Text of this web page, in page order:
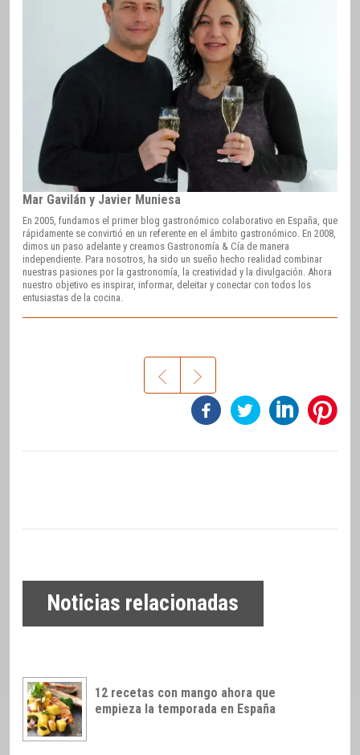
Mar Gavilán y Javier Muniesa
En 2005, fundamos el primer blog gastronómico colaborativo en España, que
rápidamente se convirtió en un referente en el ámbito gastronómico. En 2008,
dimos un paso adelante y creamos Gastronomía & Cía de manera
independiente. Para nosotros, ha sido un sueño hecho realidad combinar
nuestras pasiones por la gastronomía, la creatividad y la divulgación. Ahora
nuestro objetivo es inspirar, informar, deleitar y conectar con todos los
entusiastas de la cocina.
Noticias relacionadas
12 recetas con mango ahora que
empieza la temporada en España